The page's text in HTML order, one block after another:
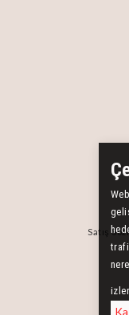
Satış